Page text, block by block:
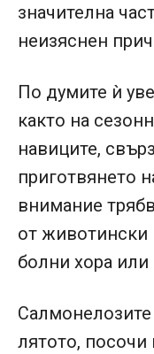
значителна
неизяснен
По думите ѝ
както на
навиците,
приготвянето
внимание
от животински
болни хора
лятото,